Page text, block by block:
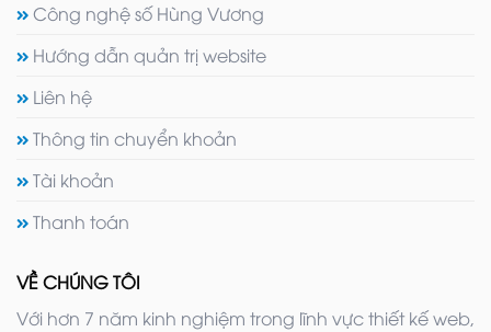
Công nghệ số Hùng Vương
Hướng dẫn quản trị website
Liên hệ
Thông tin chuyển khoản
Tài khoản
Thanh toán
VỀ CHÚNG TÔI
Với hơn 7 năm kinh nghiệm trong lĩnh vực thiết kế web,